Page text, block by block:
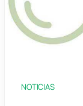
NOTICIAS